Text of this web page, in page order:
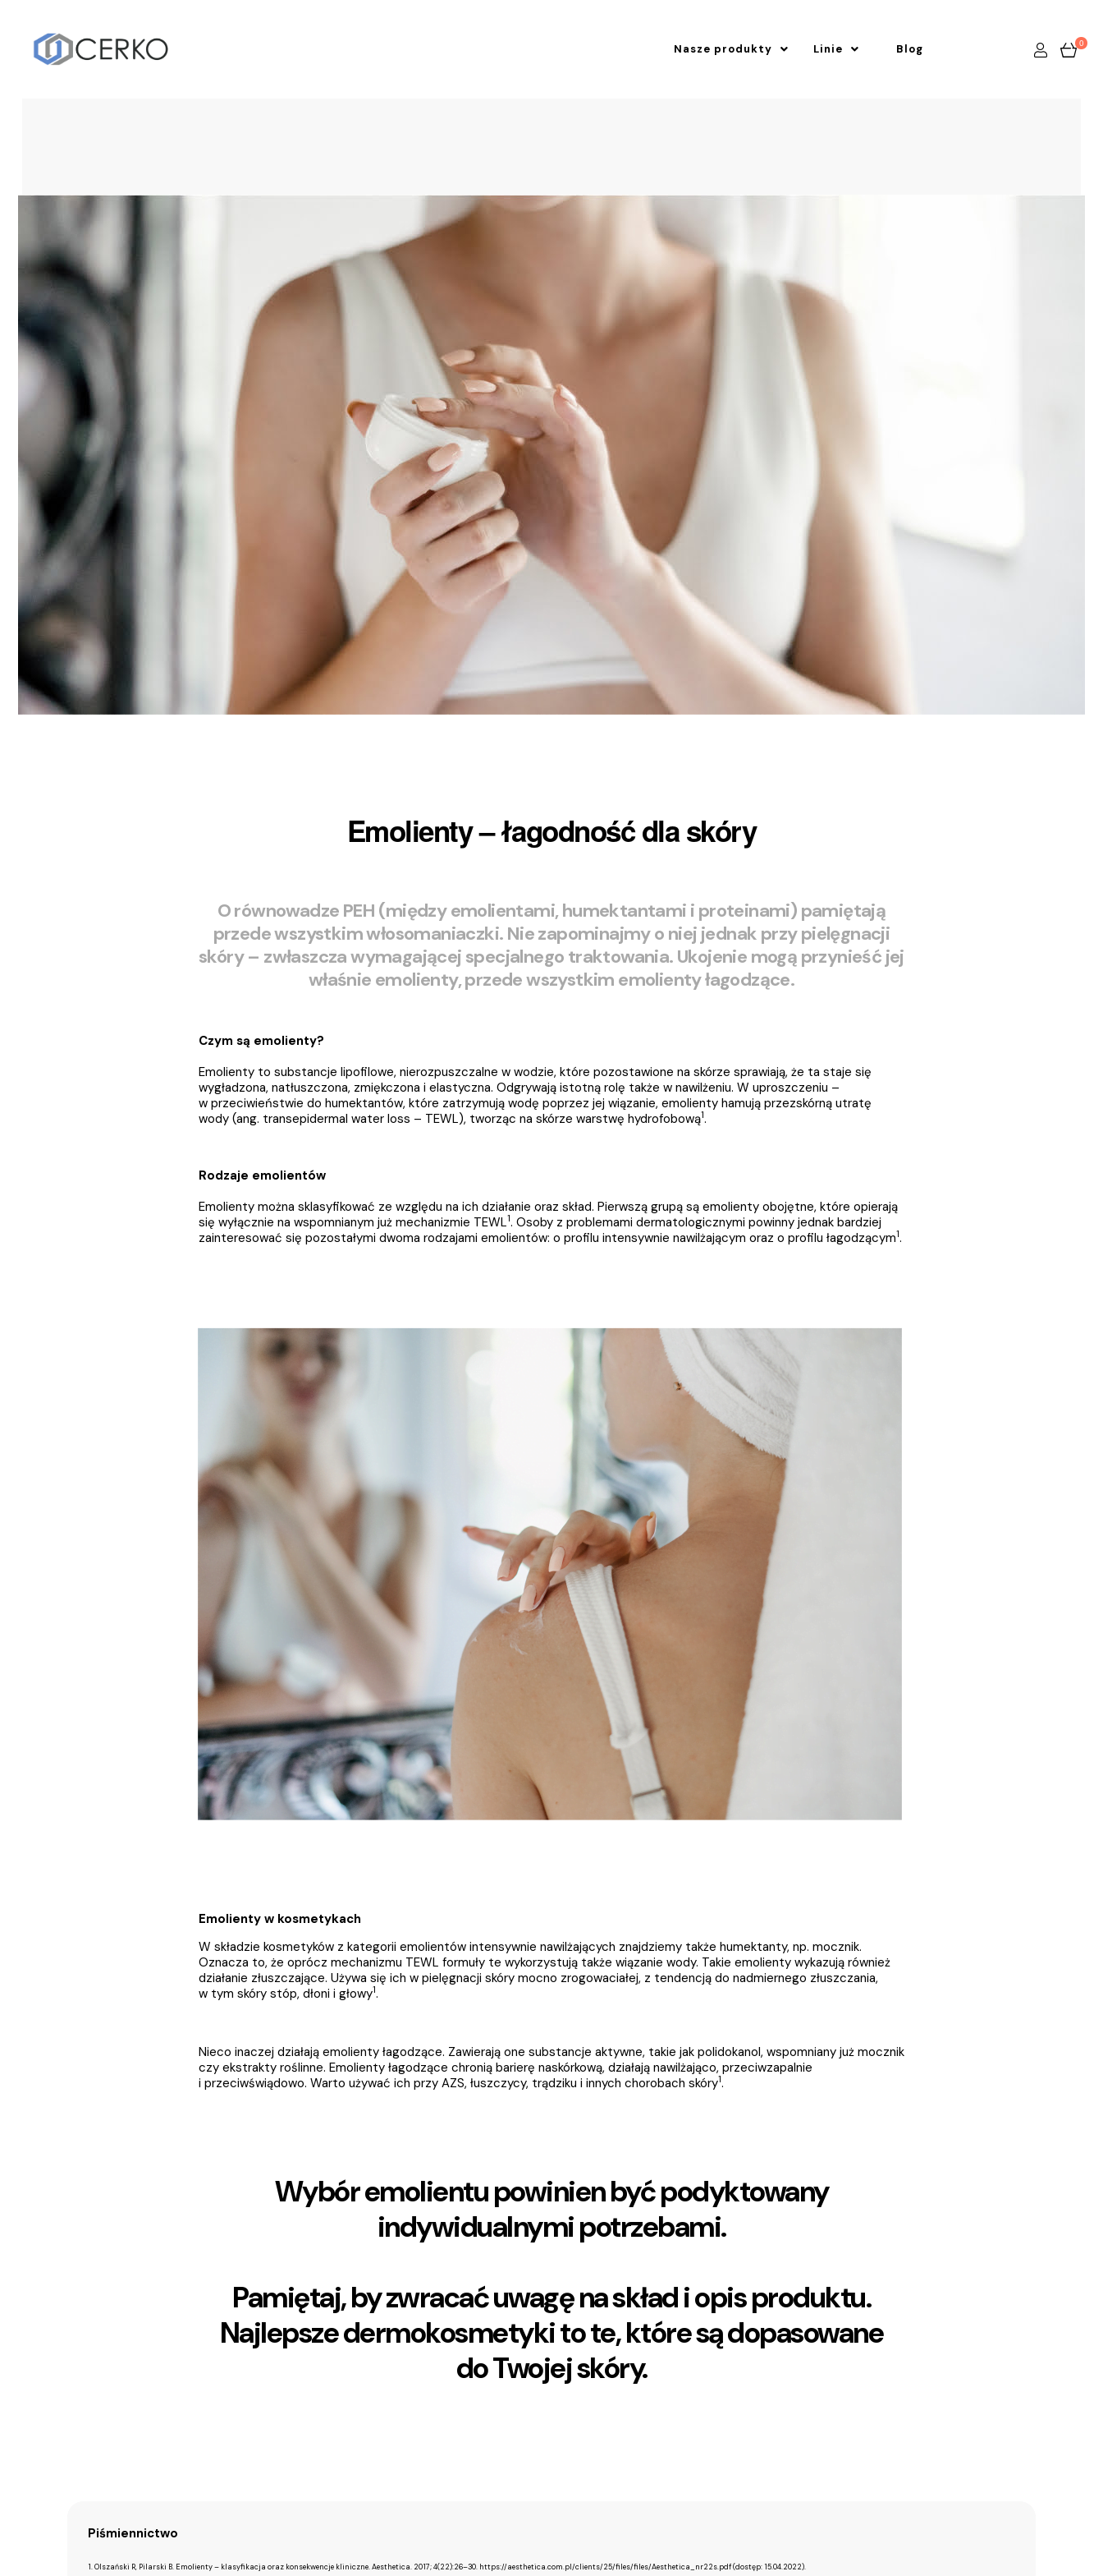
0
Nasze produkty Linie Blog
Emolienty – łagodność dla skóry
O równowadze PEH (między emolientami, humektantami i proteinami) pamiętają
przede wszystkim włosomaniaczki. Nie zapominajmy o niej jednak przy pielęgnacji
skóry – zwłaszcza wymagającej specjalnego traktowania. Ukojenie mogą przynieść jej
właśnie emolienty, przede wszystkim emolienty łagodzące.
Czym są emolienty?
Emolienty to substancje lipofilowe, nierozpuszczalne w wodzie, które pozostawione na skórze sprawiają, że ta staje się
wygładzona, natłuszczona, zmiękczona i elastyczna. Odgrywają istotną rolę także w nawilżeniu. W uproszczeniu –
w przeciwieństwie do humektantów, które zatrzymują wodę poprzez jej wiązanie, emolienty hamują przezskórną utratę
wody (ang. transepidermal water loss – TEWL), tworząc na skórze warstwę hydrofobową1.
Rodzaje emolientów
Emolienty można sklasyfikować ze względu na ich działanie oraz skład. Pierwszą grupą są emolienty obojętne, które opierają
się wyłącznie na wspomnianym już mechanizmie TEWL1. Osoby z problemami dermatologicznymi powinny jednak bardziej
zainteresować się pozostałymi dwoma rodzajami emolientów: o profilu intensywnie nawilżającym oraz o profilu łagodzącym1.
Emolienty w kosmetykach
W składzie kosmetyków z kategorii emolientów intensywnie nawilżających znajdziemy także humektanty, np. mocznik.
Oznacza to, że oprócz mechanizmu TEWL formuły te wykorzystują także wiązanie wody. Takie emolienty wykazują również
działanie złuszczające. Używa się ich w pielęgnacji skóry mocno zrogowaciałej, z tendencją do nadmiernego złuszczania,
w tym skóry stóp, dłoni i głowy1.
Nieco inaczej działają emolienty łagodzące. Zawierają one substancje aktywne, takie jak polidokanol, wspomniany już mocznik
czy ekstrakty roślinne. Emolienty łagodzące chronią barierę naskórkową, działają nawilżająco, przeciwzapalnie
i przeciwświądowo. Warto używać ich przy AZS, łuszczycy, trądziku i innych chorobach skóry1.
Wybór emolientu powinien być podyktowany
indywidualnymi potrzebami.
Pamiętaj, by zwracać uwagę na skład i opis produktu.
Najlepsze dermokosmetyki to te, które są dopasowane
do Twojej skóry.
Piśmiennictwo
1. Olszański R, Pilarski B. Emolienty – klasyfikacja oraz konsekwencje kliniczne. Aesthetica. 2017; 4(22):26–30. https://aesthetica.com.pl/clients/25/files/files/Aesthetica_nr22s.pdf (dostęp: 15.04.2022).